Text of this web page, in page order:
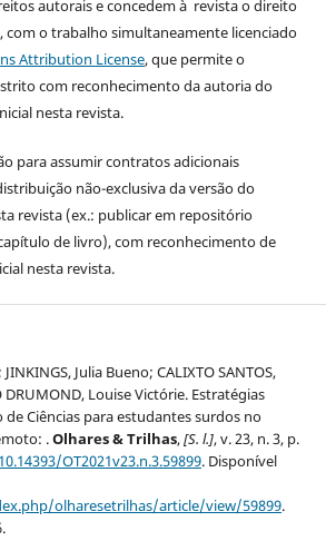
autorais e concedem à revista o direito
com o trabalho simultaneamente licenciado
Attribution License, que permite o
com reconhecimento da autoria do
nesta revista.
para assumir contratos adicionais
não-exclusiva da versão do
revista (ex.: publicar em repositório
de livro), com reconhecimento de
nesta revista.
Julia Bueno; CALIXTO SANTOS,
DRUMOND, Louise Victórie. Estratégias
de Ciências para estudantes surdos no
.Olhares & Trilhas,[S. l.], v. 23, n. 3, p.
10.14393/OT2021v23.n.3.59899. Disponível
olharesetrilhas/article/view/59899.